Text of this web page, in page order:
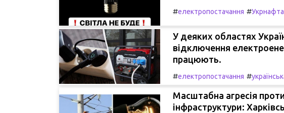
#електропостачання #Укрнафта
У деяких областях
відключення
працюють.
#електропостачання #
Масштабна агресія
інфраструктури: